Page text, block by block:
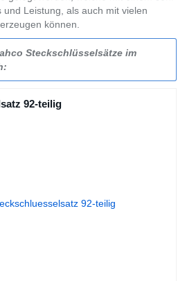
Leistung, als auch mit vielen
können.
Steckschlüsselsätze im
92-teilig